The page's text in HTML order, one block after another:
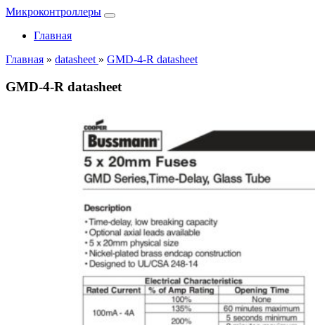
Микроконтроллеры
Главная
Главная » datasheet » GMD-4-R datasheet
GMD-4-R datasheet